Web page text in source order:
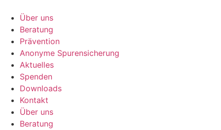
Inhalt
springen
Über uns
Beratung
Prävention
Anonyme Spurensicherung
Aktuelles
Spenden
Downloads
Kontakt
Über uns
Beratung